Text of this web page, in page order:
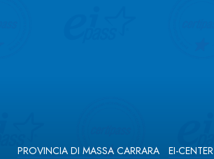
PROVINCIA DI MASSA CARRARA EI-CENTER